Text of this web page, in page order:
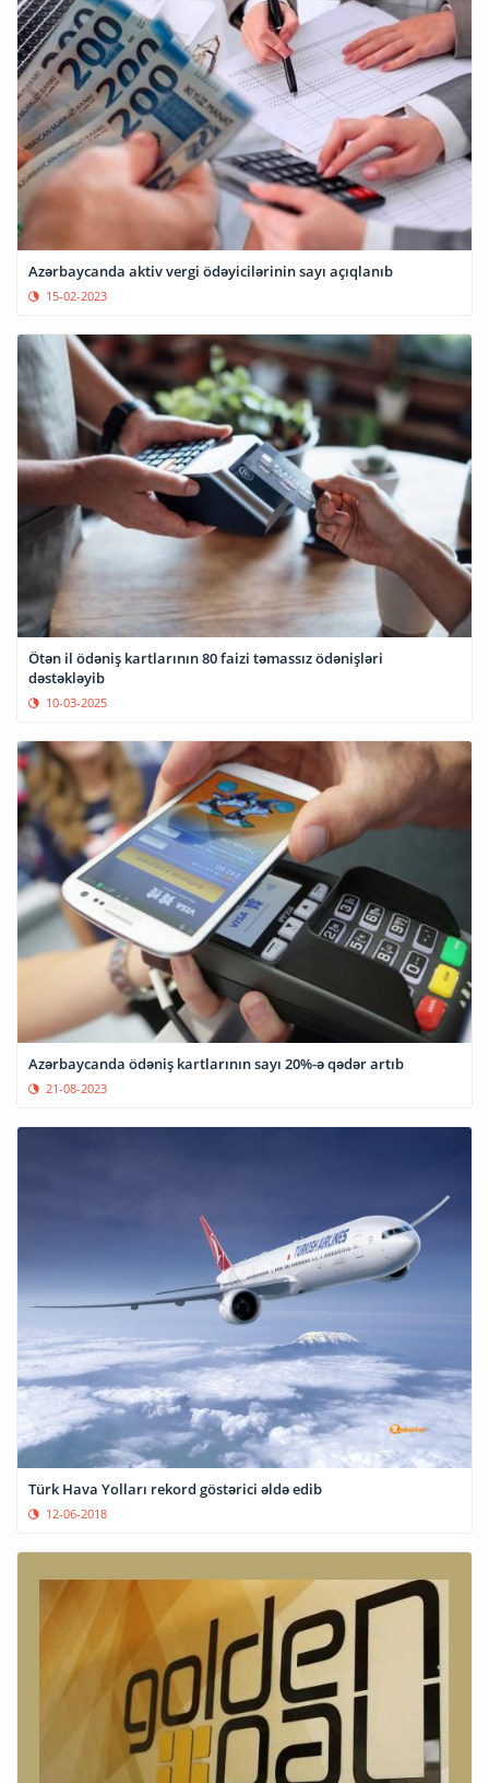
Azərbaycanda aktiv vergi ödəyicilərinin sayı açıqlanıb
15-02-2023
Ötən il ödəniş kartlarının 80 faizi təmassız ödənişləri
dəstəkləyib
10-03-2025
Azərbaycanda ödəniş kartlarının sayı 20%-ə qədər artıb
21-08-2023
Türk Hava Yolları rekord göstərici əldə edib
12-06-2018